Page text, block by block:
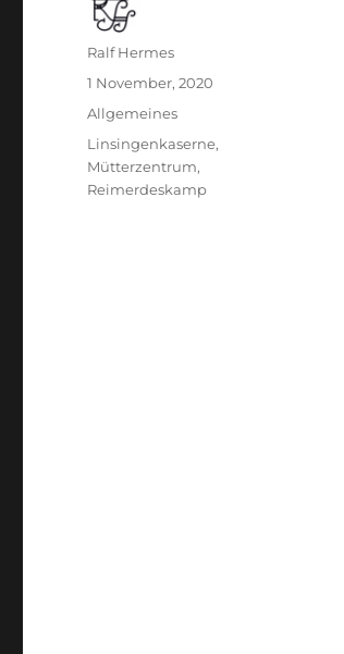
Autor
Ralf Hermes
Veröffentlicht
am
1 November, 2020
Kategorien
Allgemeines
Schlagwörter
Linsingenkaserne,
Mütterzentrum,
Reimerdeskamp